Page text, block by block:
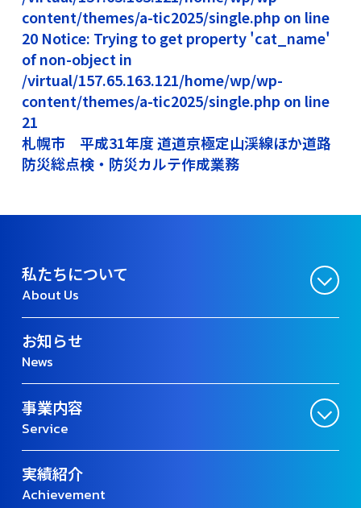
content/themes/a-tic2025/single.php on line
20 Notice: Trying to get property 'cat_name'
of non-object in
/virtual/157.65.163.121/home/wp/wp-
content/themes/a-tic2025/single.php on line
21
札幌市 平成31年度 道道京極定山渓線ほか道路
防災総点検・防災カルテ作成業務
私たちについて
About Us
お知らせ
News
事業内容
Service
実績紹介
Achievement